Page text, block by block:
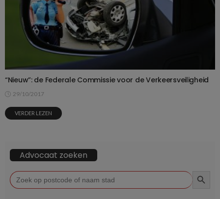
“Nieuw”: de Federale Commissie voor de Verkeersveiligheid
29/10/2017
VERDER LEZEN
Advocaat zoeken
Zoek
naar: